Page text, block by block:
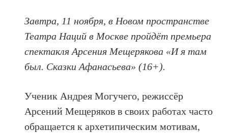
Завтра, 11 ноября, в Новом пространстве
Театра Наций в Москве пройдёт премьера
спектакля Арсения Мещерякова «И я там
был. Сказки Афанасьева» (16+).
Ученик Андрея Могучего, режиссёр
Арсений Мещеряков в своих работах часто
обращается к архетипическим мотивам,